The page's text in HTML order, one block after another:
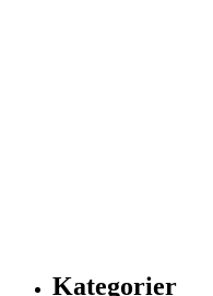
Kategorier